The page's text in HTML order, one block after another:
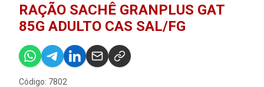
RAÇÃO SACHÊ GRANPLUS GAT
85G ADULTO CAS SAL/FG
Código: 7802